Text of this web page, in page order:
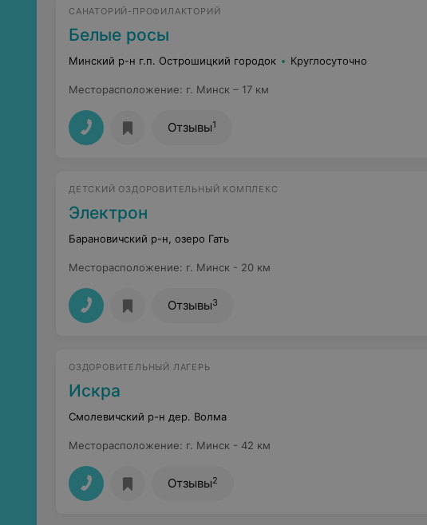
САНАТОРИЙ-ПРОФИЛАКТОРИЙ
Белые росы
Минский р-н г.п. Острошицкий городок Круглосуточно
Месторасположение: г. Минск – 17 км
Отзывы1
ДЕТСКИЙ ОЗДОРОВИТЕЛЬНЫЙ КОМПЛЕКС
Электрон
Барановичский р-н, озеро Гать
Месторасположение: г. Минск - 20 км
Отзывы3
ОЗДОРОВИТЕЛЬНЫЙ ЛАГЕРЬ
Искра
Смолевичский р-н дер. Волма
Месторасположение: г. Минск - 42 км
Отзывы2